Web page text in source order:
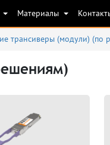
Материалы
трансиверы (модули) (по